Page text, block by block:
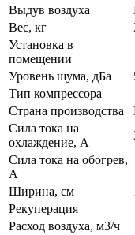
Выдув воздуха
Вес, кг
Установка в
помещении
Уровень шума, дБа
Тип компрессора
Страна производства
Сила тока на
охлаждение, А
Сила тока на обогрев,
А
Ширина, см
Рекуперация
Расход воздуха, м3/ч